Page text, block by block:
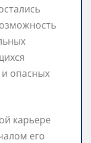
опасных
карьере
его